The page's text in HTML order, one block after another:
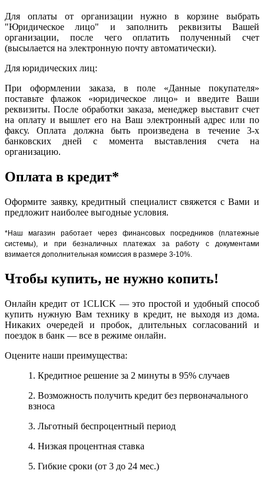
Для оплаты от организации нужно в корзине выбрать
"Юридическое лицо" и заполнить реквизиты Вашей
организации, после чего оплатить полученный счет
(высылается на электронную почту автоматически).
Для юридических лиц:
При оформлении заказа, в поле «Данные покупателя»
поставьте флажок «юридическое лицо» и введите Ваши
реквизиты. После обработки заказа, менеджер выставит счет
на оплату и вышлет его на Ваш электронный адрес или по
факсу. Оплата должна быть произведена в течение 3-х
банковских дней с момента выставления счета на
организацию.
Оплата в кредит*
Оформите заявку, кредитный специалист свяжется с Вами и
предложит наиболее выгодные условия.
*Наш магазин работает через финансовых посредников (платежные
системы), и при безналичных платежах за работу с документами
взимается дополнительная комиссия в размере 3-10%.
Чтобы купить, не нужно копить!
Онлайн кредит от 1CLICK — это простой и удобный способ
купить нужную Вам технику в кредит, не выходя из дома.
Никаких очередей и пробок, длительных согласований и
поездок в банк — все в режиме онлайн.
Оцените наши преимущества:
1. Кредитное решение за 2 минуты в 95% случаев
2. Возможность получить кредит без первоначального
взноса
3. Льготный беспроцентный период
4. Низкая процентная ставка
5. Гибкие сроки (от 3 до 24 мес.)